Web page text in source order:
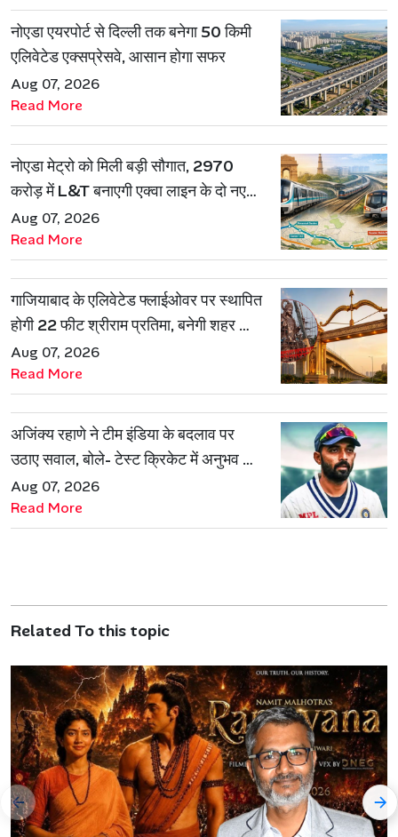
नोएडा एयरपोर्ट से दिल्ली तक बनेगा 50 किमी
एलिवेटेड एक्सप्रेसवे, आसान होगा सफर
Aug 07, 2026
Read More
नोएडा मेट्रो को मिली बड़ी सौगात, 2970
करोड़ में L&T बनाएगी एक्वा लाइन के दो नए
रूट
Aug 07, 2026
Read More
गाजियाबाद के एलिवेटेड फ्लाईओवर पर स्थापित
होगी 22 फीट श्रीराम प्रतिमा, बनेगी शहर की
नई पहचान
Aug 07, 2026
Read More
अजिंक्य रहाणे ने टीम इंडिया के बदलाव पर
उठाए सवाल, बोले- टेस्ट क्रिकेट में अनुभव की
जरूरत हमेशा रहेगी
Aug 07, 2026
Read More
Related To this topic